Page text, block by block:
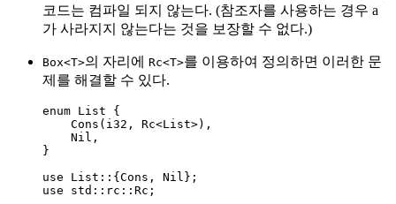
코드는 컴파일 되지 않는다. (참조자를 사용하는 경우 a
가 사라지지 않는다는 것을 보장할 수 없다.)
Box<T>의 자리에 Rc<T>를 이용하여 정의하면 이러한 문
제를 해결할 수 있다.
enum List {
Cons (i32, Rc<List>),
Nil,
}
use List :: {Cons, Nil};
use std :: rc :: Rc;